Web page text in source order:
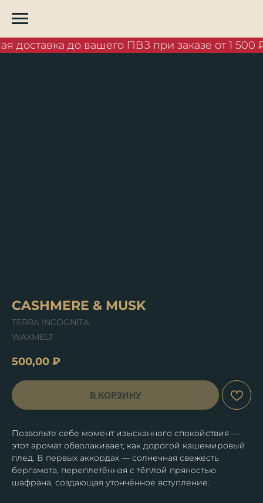
доставка до вашего ПВЗ при заказе от 1 500 ₽
CASHMERE & MUSK
TERRA INCOGNITA
WAXMELT
500,00 ₽
В КОРЗИНУ
Позвольте себе момент изысканного спокойствия —
этот аромат обволакивает, как дорогой кашемировый
плед. В первых аккордах — солнечная свежесть
бергамота, переплетённая с тёплой пряностью
шафрана, создающая утончённое вступление.